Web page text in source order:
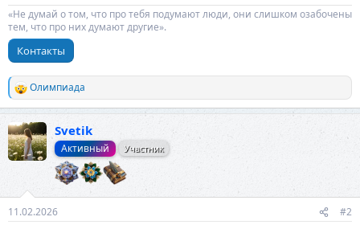
«Не думай о том, что про тебя подумают люди, они слишком озабочены
тем, что про них думают другие».
Контакты
Р
е
к
ц
и
Олимпиада
Svetik
Активный Участник
11.02.2026 #2